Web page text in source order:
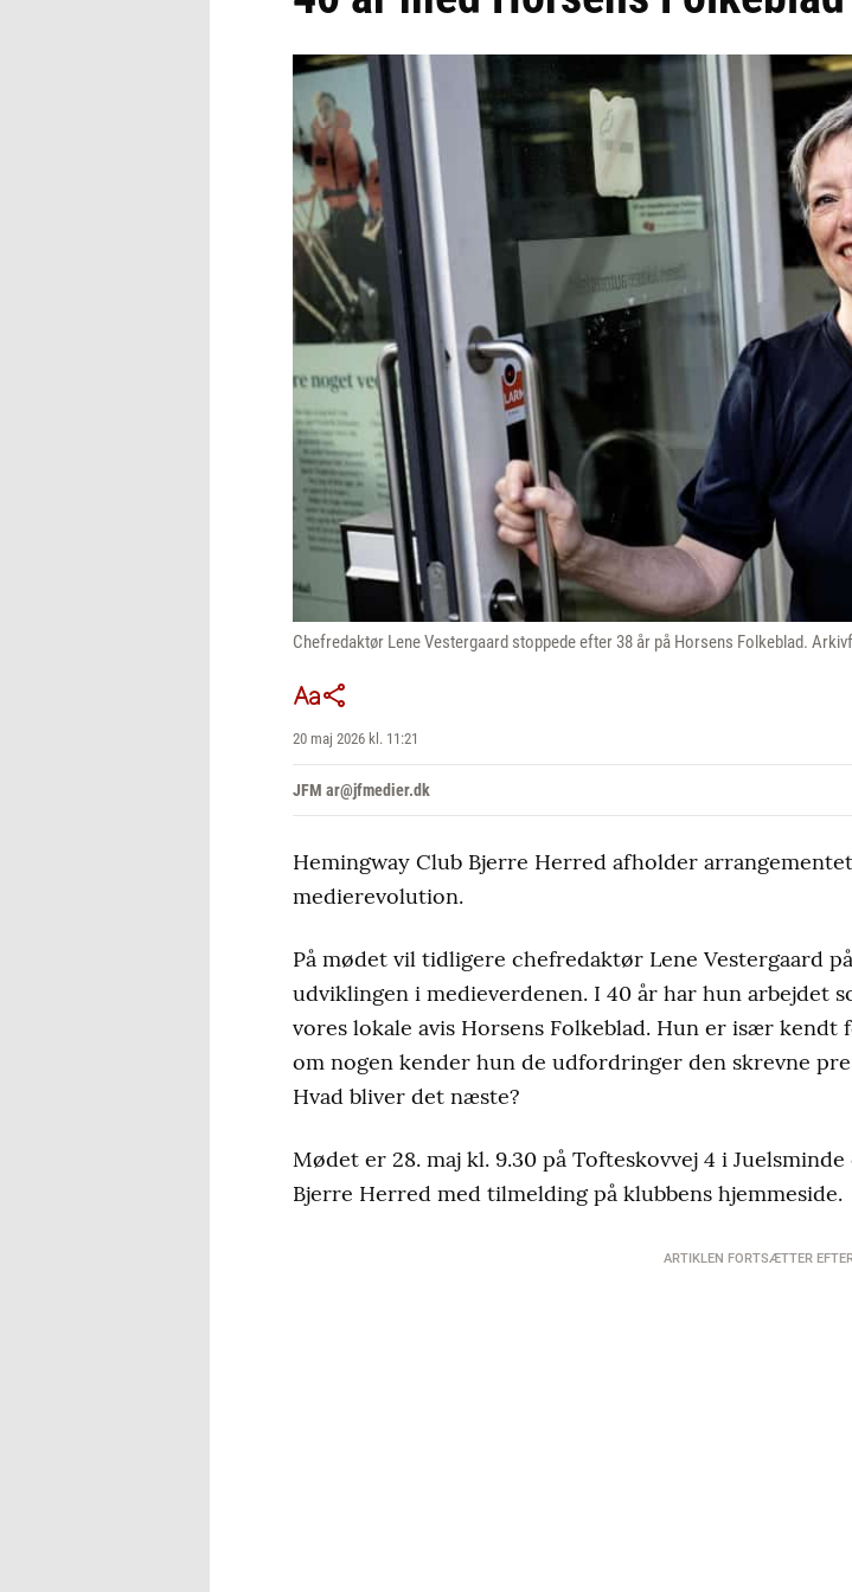
Chefredaktør Lene Vestergaard stoppede efter 38 år på Horsens Folkeblad.
20 maj 2026 kl. 11:21
JFM ar@jfmedier.dk
Hemingway Club Bjerre Herred afholder
medierevolution.
På mødet vil tidligere chefredaktør Lene Vestergaard
udviklingen i medieverdenen. I 40 år har hun arbejdet
vores lokale avis Horsens Folkeblad. Hun er især
om nogen kender hun de udfordringer den skrevne
Hvad bliver det næste?
Mødet er 28. maj kl. 9.30 på Tofteskovvej 4 i
Bjerre Herred med tilmelding på klubbens hjemmeside.
ARTIKLEN FORTSÆTTER